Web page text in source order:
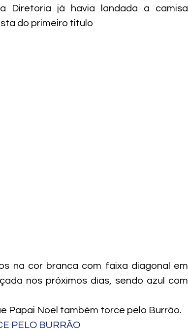
Diretoria já havia landada a camisa
do primeiro titulo
na cor branca com faixa diagonal em
nos próximos dias, sendo azul com
Papai Noel também torce pelo Burrão.
PELO BURRÃO